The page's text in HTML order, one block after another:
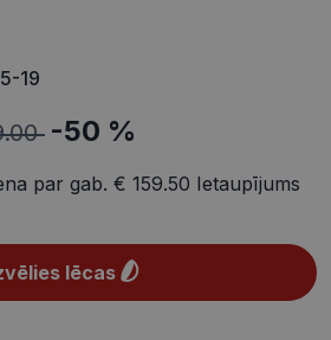
19
-50 %
par gab. € 159.50 Ietaupījums
lēcas